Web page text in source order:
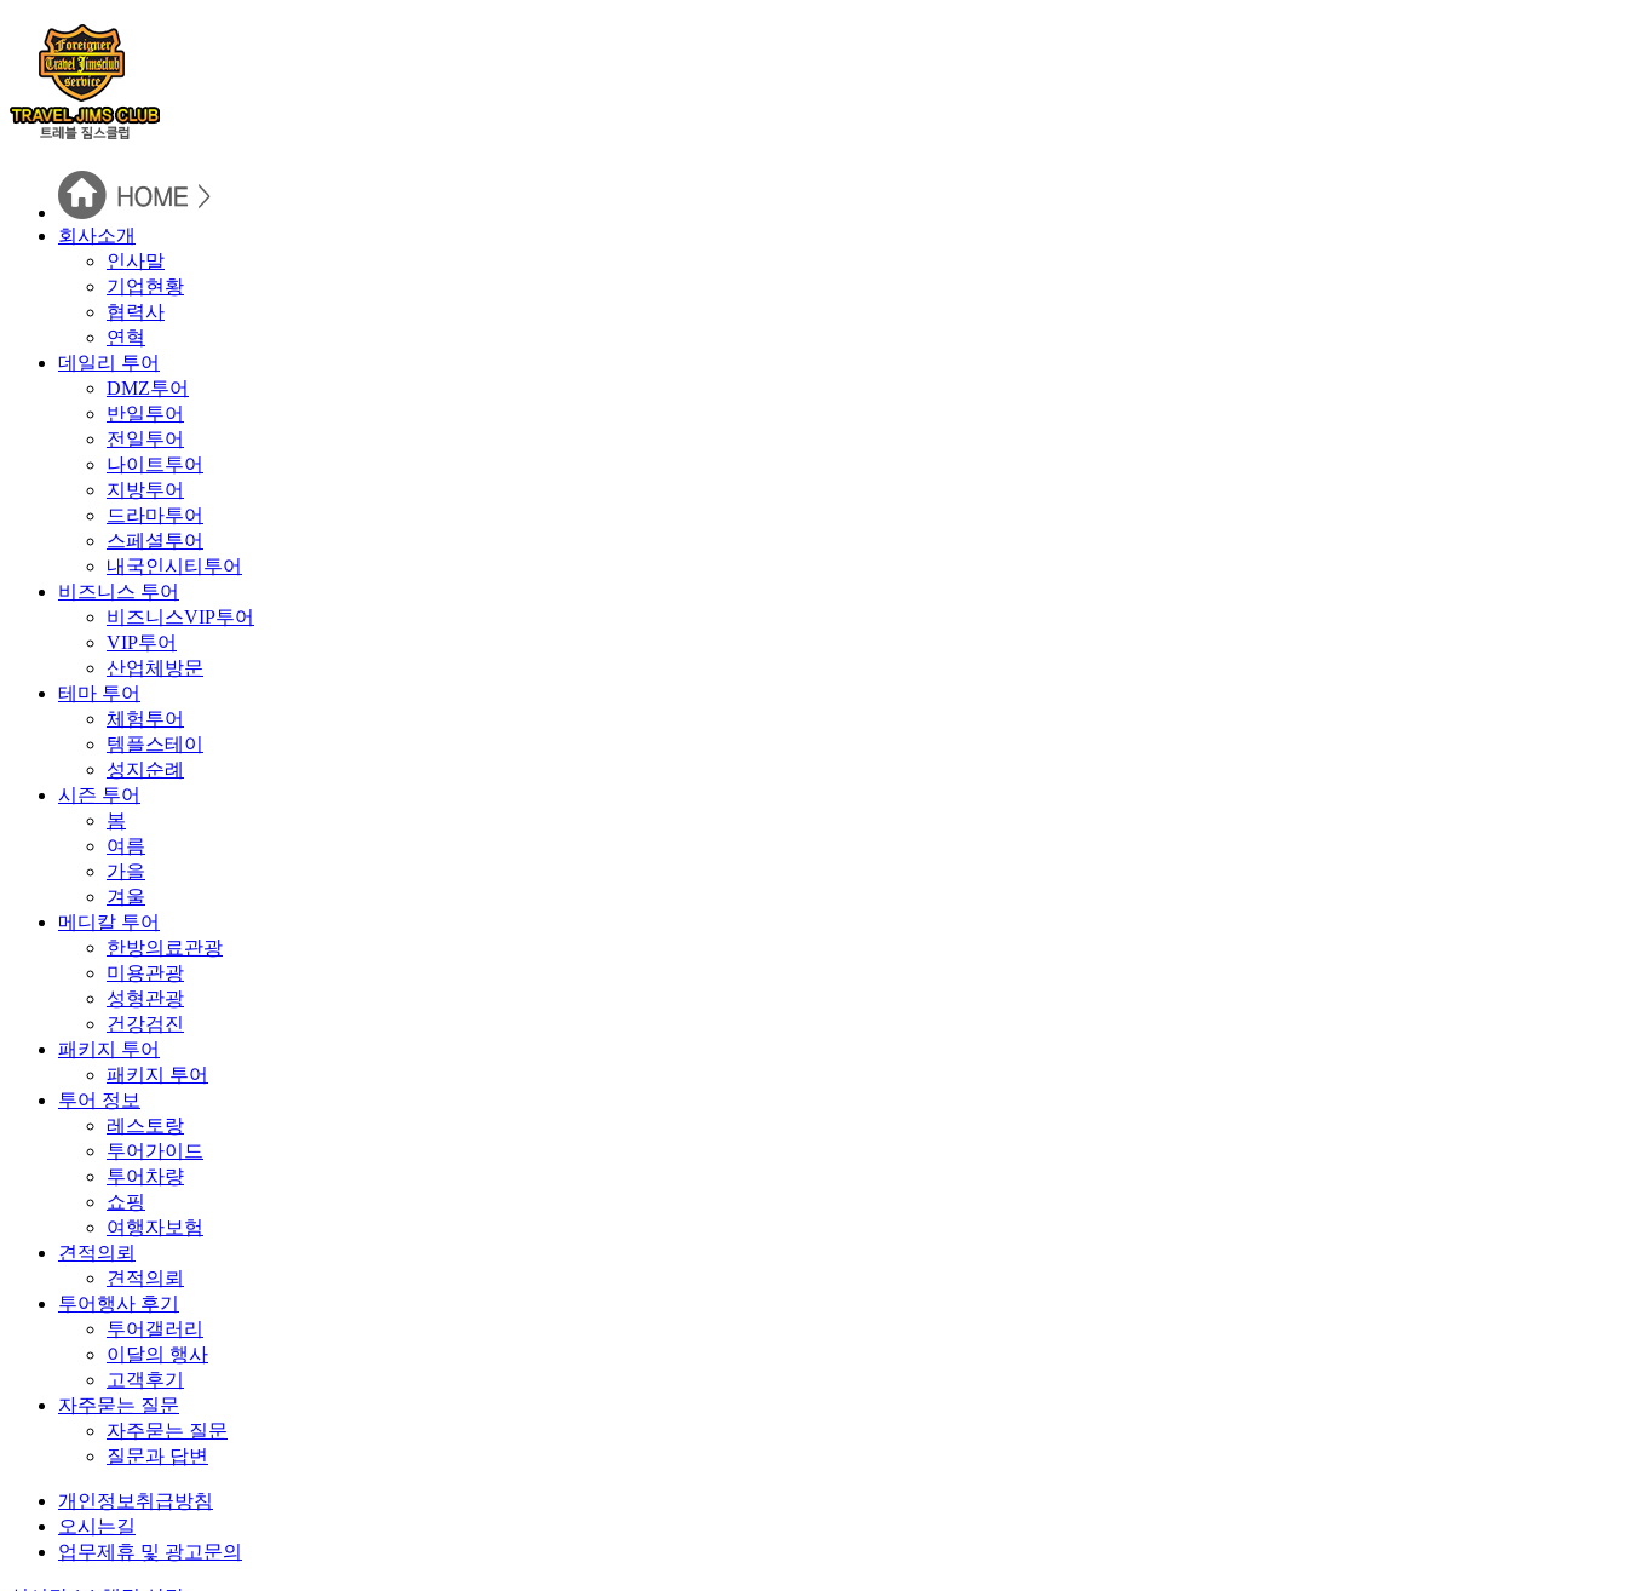
회사소개
인사말
기업현황
협력사
연혁
데일리 투어
DMZ투어
반일투어
전일투어
나이트투어
지방투어
드라마투어
스페셜투어
내국인시티투어
비즈니스 투어
비즈니스VIP투어
VIP투어
산업체방문
테마 투어
체험투어
템플스테이
성지순례
시즌 투어
봄
여름
가을
겨울
메디칼 투어
한방의료관광
미용관광
성형관광
건강검진
패키지 투어
패키지 투어
투어 정보
레스토랑
투어가이드
투어차량
쇼핑
여행자보험
견적의뢰
견적의뢰
투어행사 후기
투어갤러리
이달의 행사
고객후기
자주묻는 질문
자주묻는 질문
질문과 답변
개인정보취급방침
오시는길
업무제휴 및 광고문의